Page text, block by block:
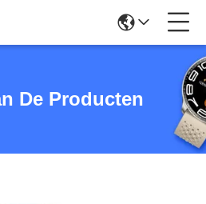
De Producten